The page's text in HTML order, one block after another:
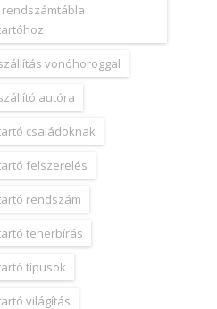
vonóhoroggal
autóra
családoknak
felszerelés
rendszám
teherbírás
típusok
világítás